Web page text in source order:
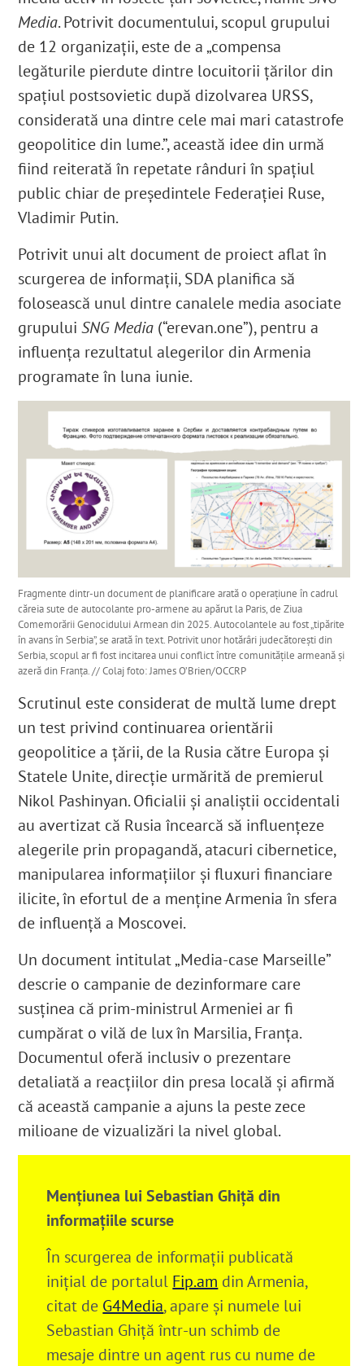
Media. Potrivit documentului, scopul grupului
de 12 organizaţii, este de a „compensa
legăturile pierdute dintre locuitorii țărilor din
spațiul postsovietic după dizolvarea URSS,
considerată una dintre cele mai mari catastrofe
geopolitice din lume.”, această idee din urmă
fiind reiterată în repetate rânduri în spaţiul
public chiar de preşedintele Federaţiei Ruse,
Vladimir Putin.
Potrivit unui alt document de proiect aflat în
scurgerea de informații, SDA planifica să
folosească unul dintre canalele media asociate
grupuluiSNG Media (“erevan.one”), pentru a
influența rezultatul alegerilor din Armenia
programate în luna iunie.
Fragmente dintr-un document de planificare arată o operațiune în cadrul
căreia sute de autocolante pro-armene au apărut la Paris, de Ziua
Comemorării Genocidului Armean din 2025. Autocolantele au fost „tipărite
în avans în Serbia”, se arată în text. Potrivit unor hotărâri judecătorești din
Serbia, scopul ar fi fost incitarea unui conflict între comunitățile armeană și
azeră din Franța. // Colaj foto: James O’Brien/OCCRP
Scrutinul este considerat de multă lume drept
un test privind continuarea orientării
geopolitice a țării, de la Rusia către Europa și
Statele Unite, direcție urmărită de premierul
Nikol Pashinyan. Oficialii și analiștii occidentali
au avertizat că Rusia încearcă să influențeze
alegerile prin propagandă, atacuri cibernetice,
manipularea informațiilor și fluxuri financiare
ilicite, în efortul de a menține Armenia în sfera
de influență a Moscovei.
Un document intitulat „Media-case Marseille”
descrie o campanie de dezinformare care
susținea că prim-ministrul Armeniei ar fi
cumpărat o vilă de lux în Marsilia, Franţa.
Documentul oferă inclusiv o prezentare
detaliată a reacțiilor din presa locală și afirmă
că această campanie a ajuns la peste zece
milioane de vizualizări la nivel global.
Menţiunea lui Sebastian Ghiţă din
informaţiile scurse
În scurgerea de informaţii publicată
iniţial de portalul Fip.am din Armenia,
citat de G4Media, apare şi numele lui
Sebastian Ghiţă într-un schimb de
mesaje dintre un agent rus cu nume de